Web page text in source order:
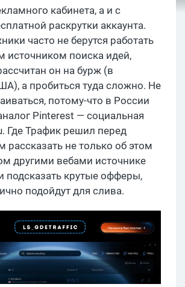
кабинета, а и с
раскрутки аккаунта.
часто не берутся работать
источником поиска идей,
он на бурж (в
а пробиться туда сложно. Не
потому-что в России
Pinterest — социальная
Где Трафик решил перед
не только об этом
другими вебами источнике
подсказать крутые офферы,
подойдут для слива.